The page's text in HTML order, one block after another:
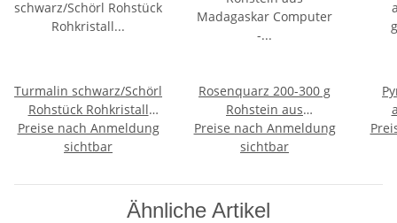
Turmalin schwarz/Schörl
Rohstück Rohkristall
teilweise mit
Einschlüssen 100 - 200 g
Preise nach Anmeldung
sichtbar
Rosenquarz 200-300 g
Rohstein aus
Madagaskar Computer -
Stein gegen
Preise nach Anmeldung
sichtbar
Ähnliche Artikel